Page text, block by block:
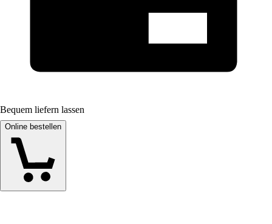
Bequem liefern lassen
Online bestellen